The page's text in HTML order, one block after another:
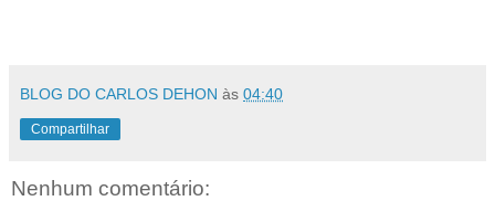
BLOG DO CARLOS DEHON às 04:40
Compartilhar
Nenhum comentário: